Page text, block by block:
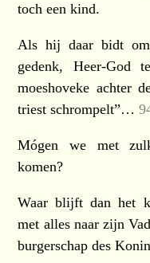
toch een kind.
Als hij daar bidt
gedenk, Heer-God
moeshoveke achter
triest schrompelt”…
Mógen we met
komen?
Waar blijft dan het
met alles naar zijn
burgerschap des